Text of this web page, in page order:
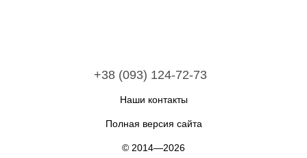
+38 (093) 124-72-73
Наши контакты
Полная версия сайта
© 2014—2026